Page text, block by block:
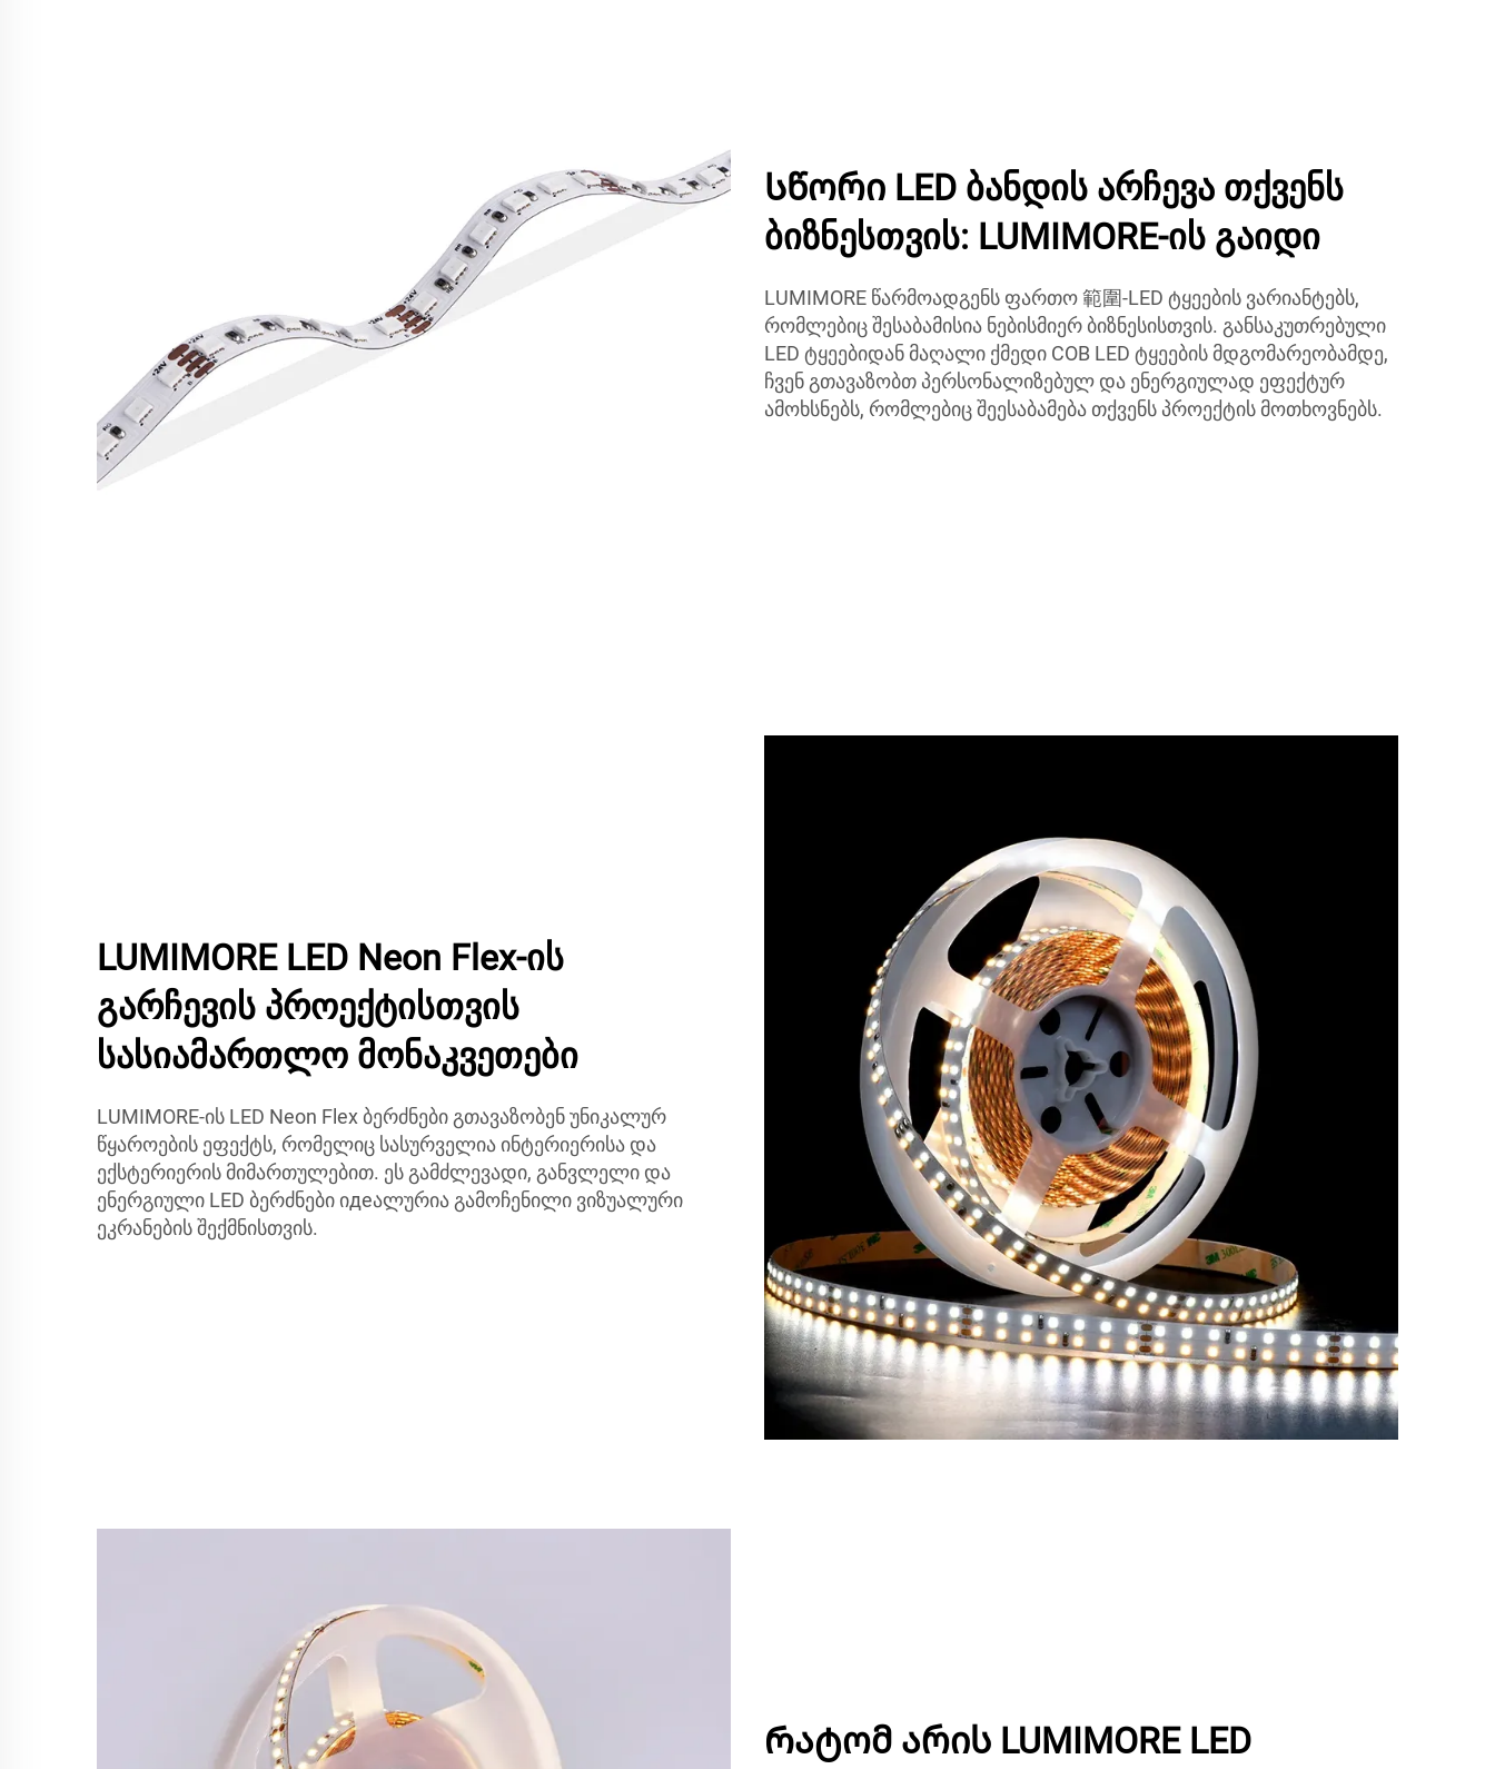
Სწორი LED ბანდის არჩევა თქვენს
ბიზნესთვის: LUMIMORE-ის გაიდი
LUMIMORE წარმოადგენს ფართო 範圍-LED ტყეების ვარიანტებს,
რომლებიც შესაბამისია ნებისმიერ ბიზნესისთვის. განსაკუთრებული
LED ტყეებიდან მაღალი ქმედი COB LED ტყეების მდგომარეობამდე,
ჩვენ გთავაზობთ პერსონალიზებულ და ენერგიულად ეფექტურ
ამოხსნებს, რომლებიც შეესაბამება თქვენს პროექტის მოთხოვნებს.
LUMIMORE LED Neon Flex-ის
გარჩევის პროექტისთვის
სასიამართლო მონაკვეთები
LUMIMORE-ის LED Neon Flex ბერძნები გთავაზობენ უნიკალურ
წყაროების ეფექტს, რომელიც სასურველია ინტერიერისა და
ექსტერიერის მიმართულებით. ეს გამძლევადი, განვლელი და
ენერგიული LED ბერძნები იдеალურია გამოჩენილი ვიზუალური
ეკრანების შექმნისთვის.
Რატომ არის LUMIMORE LED